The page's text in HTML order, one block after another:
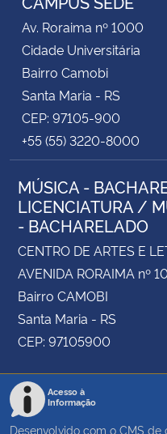
Av. Roraima nº 1000
Cidade Universitária
Bairro Camobi
Santa Maria - RS
CEP: 97105-900
+55 (55) 3220-8000
MÚSICA -
LICENCIATURA /
- BACHARELADO
CENTRO DE ARTES E
AVENIDA RORAIMA nº
Bairro CAMOBI
Santa Maria - RS
CEP: 97105900
Acesso à
Informação
Desenvolvido com o CMS